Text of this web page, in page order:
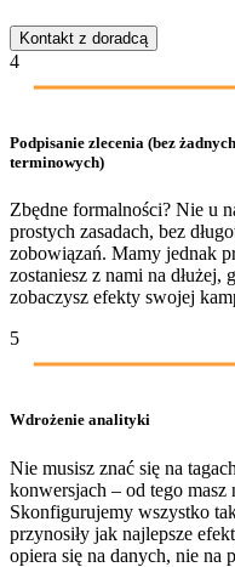
Kontakt z doradcą
4
Podpisanie zlecenia (bez
terminowych)
Zbędne formalności? Nie u
prostych zasadach, bez
zobowiązań. Mamy jednak
zostaniesz z nami na dłużej,
zobaczysz efekty swojej
5
Wdrożenie analityki
Nie musisz znać się na
konwersjach – od tego masz
Skonfigurujemy wszystko
przynosiły jak najlepsze
opiera się na danych, nie na